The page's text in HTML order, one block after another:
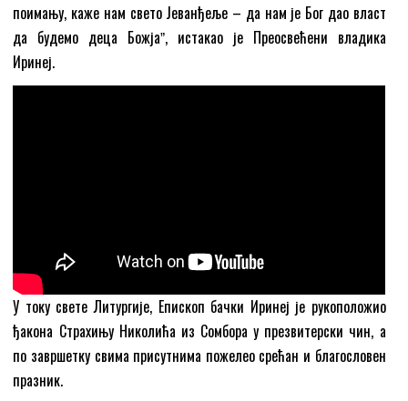
поимању, каже нам свето Јеванђеље – да нам је Бог дао власт
да будемо деца Божјаˮ, истакао је Преосвећени владика
Иринеј.
У току свете Литургије, Епископ бачки Иринеј је рукоположио
ђакона Страхињу Николића из Сомбора у презвитерски чин, а
по завршетку свима присутнима пожелео срећан и благословен
празник.